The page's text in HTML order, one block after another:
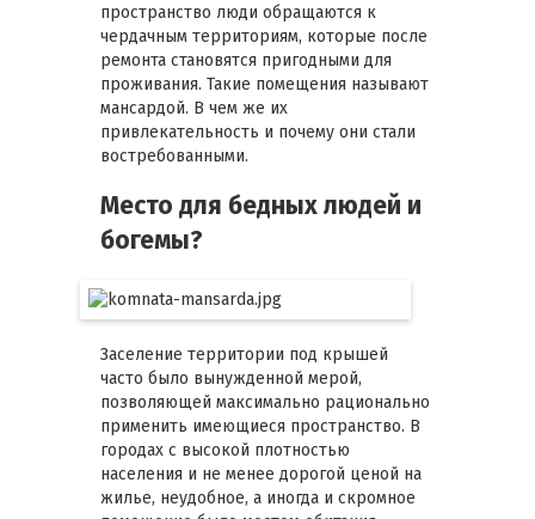
пространство люди обращаются к
чердачным территориям, которые после
ремонта становятся пригодными для
проживания. Такие помещения называют
мансардой. В чем же их
привлекательность и почему они стали
востребованными.
Место для бедных людей и
богемы?
Заселение территории под крышей
часто было вынужденной мерой,
позволяющей максимально рационально
применить имеющиеся пространство. В
городах с высокой плотностью
населения и не менее дорогой ценой на
жилье, неудобное, а иногда и скромное